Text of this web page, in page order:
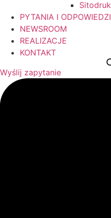
Sitodruk
PYTANIA I ODPOWIEDZI
NEWSROOM
REALIZACJE
KONTAKT
Wyślij zapytanie